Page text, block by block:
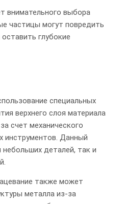
внимательного выбора
частицы могут повредить
глубокие
специальных
верхнего слоя материала
счет механического
инструментов. Данный
деталей, так и
также может
металла из-за